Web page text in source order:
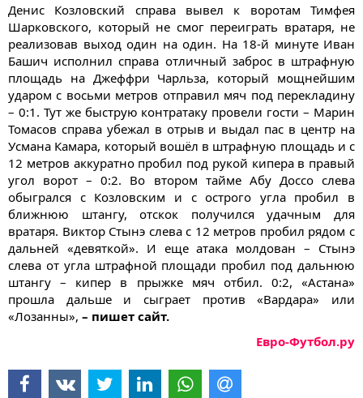
Денис Козловский справа вывел к воротам Тимфея
Шарковского, который не смог переиграть вратаря, не
реализовав выход один на один. На 18-й минуте Иван
Башич исполнил справа отличный заброс в штрафную
площадь на Джеффри Чарльза, который мощнейшим
ударом с восьми метров отправил мяч под перекладину
– 0:1. Тут же быструю контратаку провели гости – Марин
Томасов справа убежал в отрыв и выдал пас в центр на
Усмана Камара, который вошёл в штрафную площадь и с
12 метров аккуратно пробил под рукой кипера в правый
угол ворот – 0:2. Во втором тайме Абу Доссо слева
обыгрался с Козловским и с острого угла пробил в
ближнюю штангу, отскок получился удачным для
вратаря. Виктор Стынэ слева с 12 метров пробил рядом с
дальней «девяткой». И еще атака молдован – Стынэ
слева от угла штрафной площади пробил под дальнюю
штангу – кипер в прыжке мяч отбил. 0:2, «Астана»
прошла дальше и сыграет против «Вардара» или
«Лозанны», – пишет сайт.
Евро-Футбол.ру